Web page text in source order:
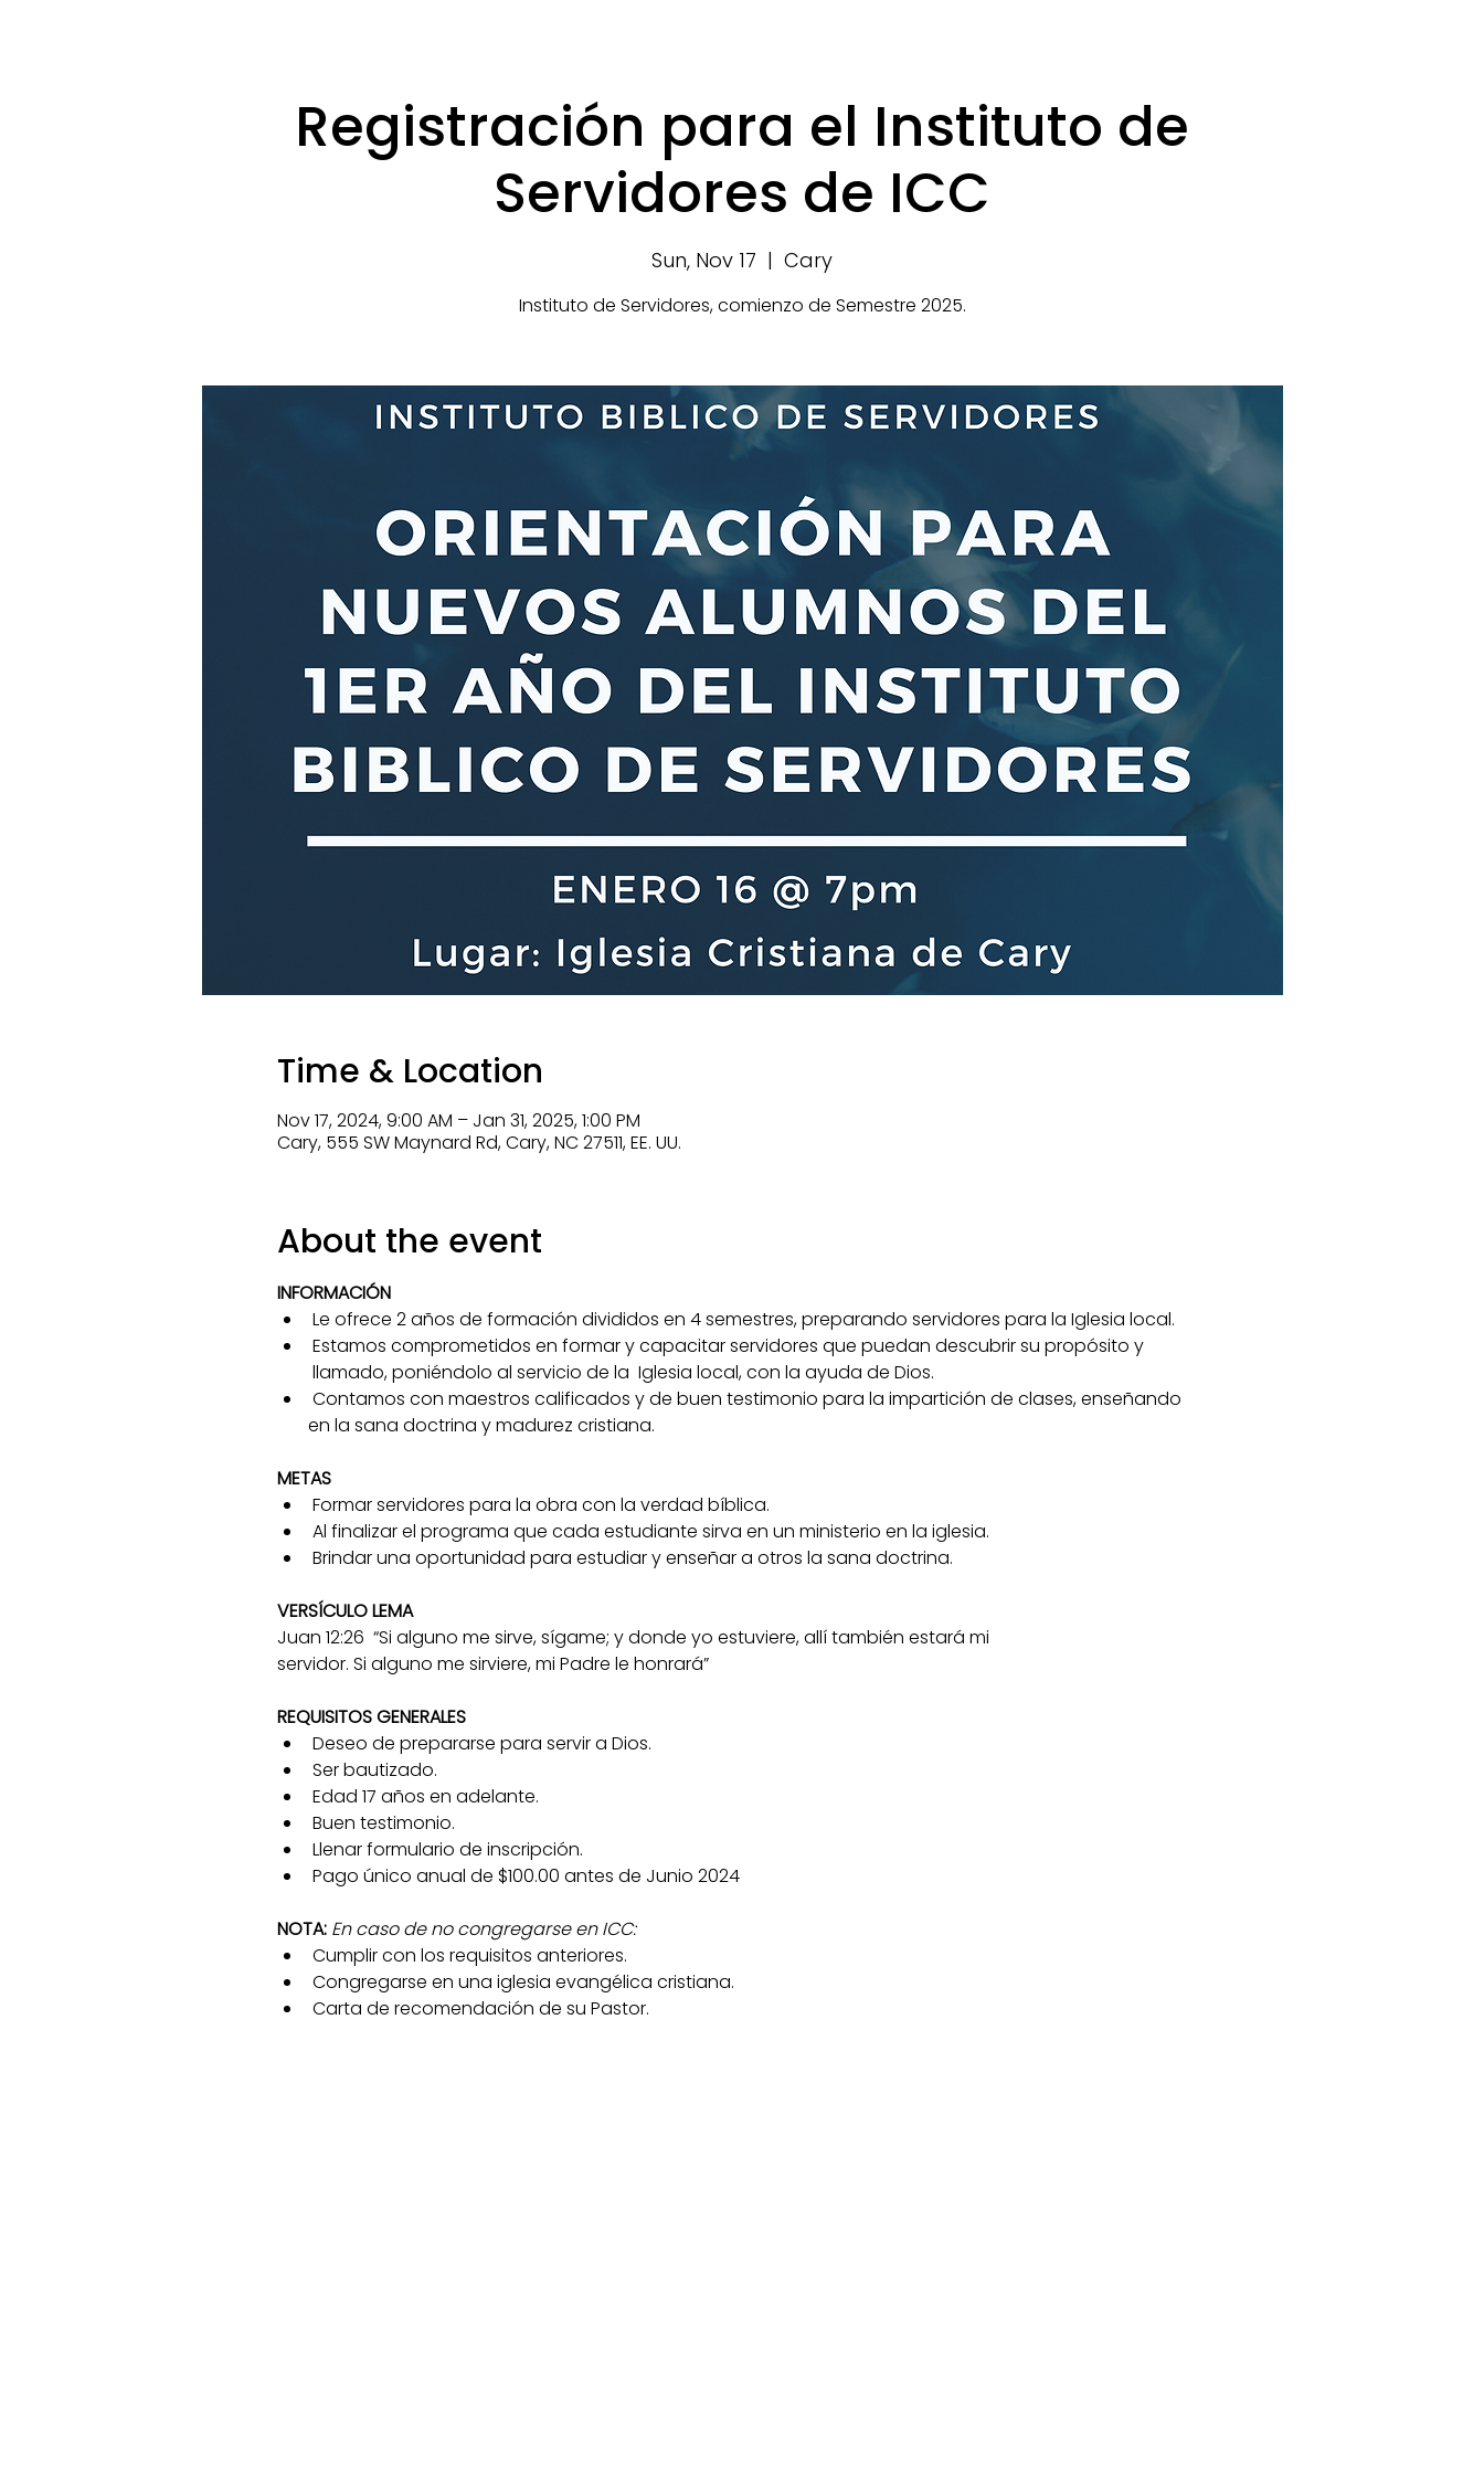
Registración para el Instituto de
Servidores de ICC
Sun, Nov 17
  |
Cary
Instituto de Servidores, comienzo de Semestre 2025.
Time & Location
Nov 17, 2024, 9:00 AM – Jan 31, 2025, 1:00 PM
Cary, 555 SW Maynard Rd, Cary, NC 27511, EE. UU.
About the event
INFORMACIÓN
Le ofrece 2 años de formación divididos en 4 semestres, preparando servidores para la Iglesia local.
Estamos comprometidos en formar y capacitar servidores que puedan descubrir su propósito y
llamado, poniéndolo al servicio de la  Iglesia local, con la ayuda de Dios.
Contamos con maestros calificados y de buen testimonio para la impartición de clases, enseñando
en la sana doctrina y madurez cristiana.
METAS
Formar servidores para la obra con la verdad bíblica.
Al finalizar el programa que cada estudiante sirva en un ministerio en la iglesia.
Brindar una oportunidad para estudiar y enseñar a otros la sana doctrina.
VERSÍCULO LEMA
Juan 12:26  “Si alguno me sirve, sígame; y donde yo estuviere, allí también estará mi
servidor. Si alguno me sirviere, mi Padre le honrará”
REQUISITOS GENERALES
Deseo de prepararse para servir a Dios.
Ser bautizado.
Edad 17 años en adelante.
Buen testimonio.
Llenar formulario de inscripción.
Pago único anual de $100.00 antes de Junio 2024
NOTA: En caso de no congregarse en ICC:
Cumplir con los requisitos anteriores.​
Congregarse en una iglesia evangélica cristiana.
Carta de recomendación de su Pastor.